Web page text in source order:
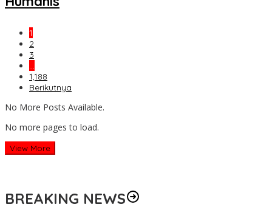
1
2
3
…
1,188
Berikutnya
No More Posts Available.
No more pages to load.
View More
BREAKING NEWS